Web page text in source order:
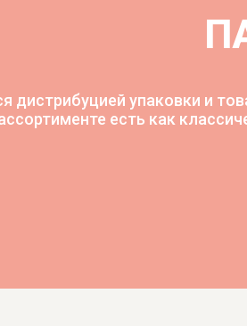
дистрибуцией упаковки и
есть как